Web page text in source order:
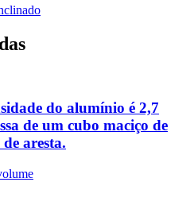
do alumínio é 2,7
de um cubo maciço de
aresta.